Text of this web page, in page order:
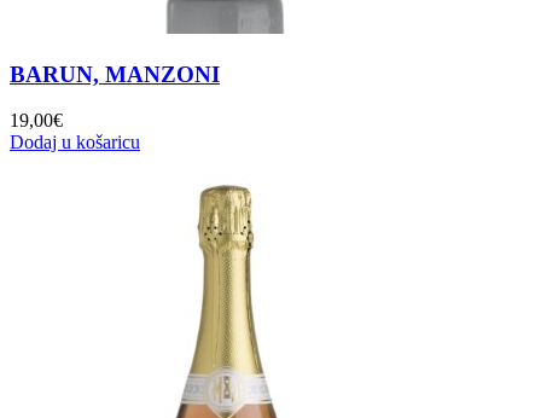
BARUN, MANZONI
19,00€
Dodaj u košaricu